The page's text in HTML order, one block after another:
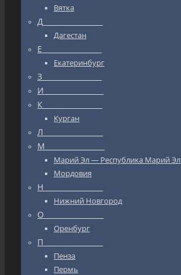
Вятка
Д_________________
Дагестан
Е_________________
Екатеринбург
З_________________
И_________________
К_________________
Курган
Л_________________
М_________________
Марий Эл — Республика Марий Эл
Мордовия
Н_________________
Нижний Новгород
О_________________
Оренбург
П_________________
Пенза
Пермь